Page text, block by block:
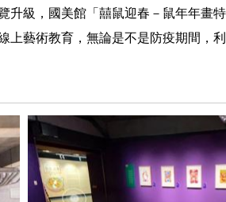
級，國美館「囍鼠迎春－鼠年年畫
藝術教育，無論是不是防疫期間，